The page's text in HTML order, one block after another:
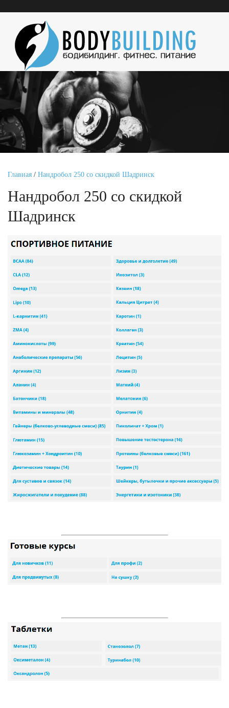
Главная / Нандробол 250 со скидкой Шадринск
Нандробол 250 со скидкой
Шадринск